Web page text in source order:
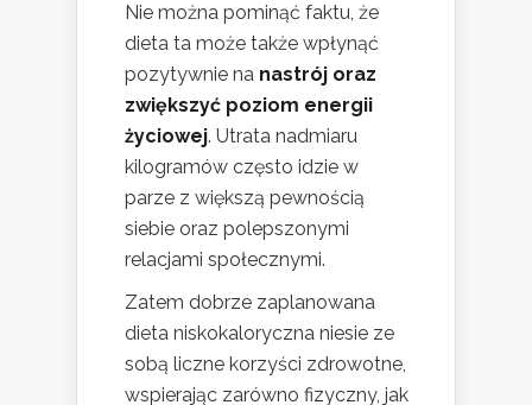
Nie można pominąć faktu, że
dieta ta może także wpłynąć
pozytywnie na nastrój oraz
zwiększyć poziom energii
życiowej. Utrata nadmiaru
kilogramów często idzie w
parze z większą pewnością
siebie oraz polepszonymi
relacjami społecznymi.
Zatem dobrze zaplanowana
dieta niskokaloryczna niesie ze
sobą liczne korzyści zdrowotne,
wspierając zarówno fizyczny, jak